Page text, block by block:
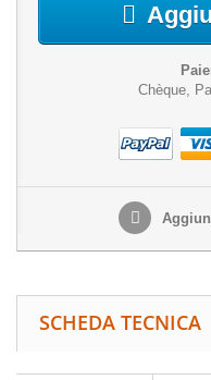
Chèque,
SCHEDA TECNICA